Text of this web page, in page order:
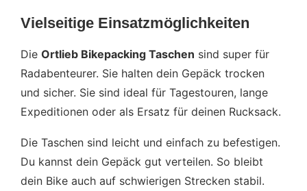
Vielseitige Einsatzmöglichkeiten
Die Ortlieb Bikepacking Taschen sind super für
Radabenteurer. Sie halten dein Gepäck trocken
und sicher. Sie sind ideal für Tagestouren, lange
Expeditionen oder als Ersatz für deinen Rucksack.
Die Taschen sind leicht und einfach zu befestigen.
Du kannst dein Gepäck gut verteilen. So bleibt
dein Bike auch auf schwierigen Strecken stabil.